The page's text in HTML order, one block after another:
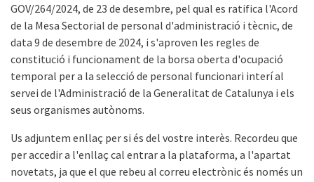
GOV/264/2024, de 23 de desembre, pel qual es ratifica l'Acord
de la Mesa Sectorial de personal d'administració i tècnic, de
data 9 de desembre de 2024, i s'aproven les regles de
constitució i funcionament de la borsa oberta d'ocupació
temporal per a la selecció de personal funcionari interí al
servei de l'Administració de la Generalitat de Catalunya i els
seus organismes autònoms.
Us adjuntem enllaç per si és del vostre interès. Recordeu que
per accedir a l'enllaç cal entrar a la plataforma, a l'apartat
novetats, ja que el que rebeu al correu electrònic és només un